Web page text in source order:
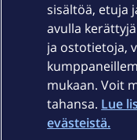
Palvelut
Ajankohtaista
sisältöä, etuja
avulla
ja ostotietoja,
mukaan. Voit
tahansa. Lue
evästeistä.